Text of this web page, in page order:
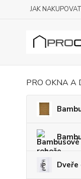
JAK NAKUPOVAT
PRO OKNA A